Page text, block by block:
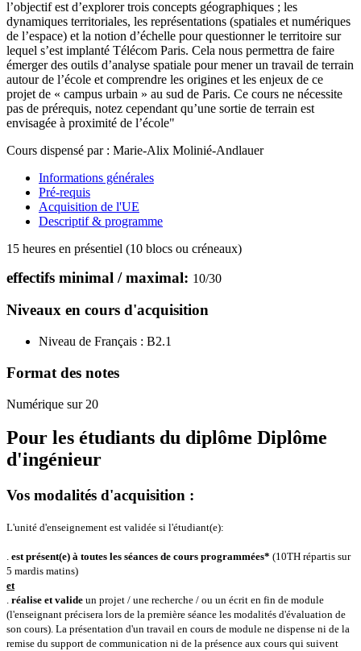
l’objectif est d’explorer trois concepts géographiques ; les
dynamiques territoriales, les représentations (spatiales et numériques
de l’espace) et la notion d’échelle pour questionner le territoire sur
lequel s’est implanté Télécom Paris. Cela nous permettra de faire
émerger des outils d’analyse spatiale pour mener un travail de terrain
autour de l’école et comprendre les origines et les enjeux de ce
projet de « campus urbain » au sud de Paris. Ce cours ne nécessite
pas de prérequis, notez cependant qu’une sortie de terrain est
envisagée à proximité de l’école"
Cours dispensé par : Marie-Alix Molinié-Andlauer
Informations générales
Pré-requis
Acquisition de l'UE
Descriptif & programme
15 heures en présentiel (10 blocs ou créneaux)
effectifs minimal / maximal: 10/30
Niveaux en cours d'acquisition
Niveau de Français : B2.1
Format des notes
Numérique sur 20
Pour les étudiants du diplôme Diplôme
d'ingénieur
Vos modalités d'acquisition :
L'unité d'enseignement est validée si l'étudiant(e):
. est présent(e) à toutes les séances de cours programmées* (10TH répartis sur
5 mardis matins)
et
. réalise et valide un projet / une recherche / ou un écrit en fin de module
(l'enseignant précisera lors de la première séance les modalités d'évaluation de
son cours). La présentation d'un travail en cours de module ne dispense ni de la
remise du support de communication ni de la présence aux cours qui suivent